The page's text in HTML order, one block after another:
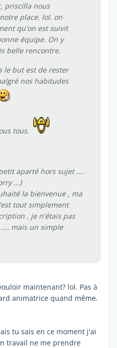
priscilla nous
place. lol. on
qu'on est suivit
équipe. On y
belle rencontre.
le but est de rester
nos habitudes
tous.
aparté hors sujet ....
...)
la bienvenue , ma
tout simplement
, je n'étais pas
mais un simple
maintenant? lol. Pas à
animatrice quand même.
tu sais en ce moment j'ai
travail ne me prendre